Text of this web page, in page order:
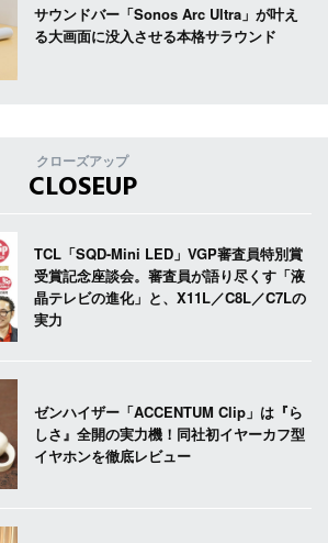
サウンドバー「Sonos Arc Ultra」が叶え
る大画面に没入させる本格サラウンド
クローズアップ
CLOSEUP
TCL「SQD-Mini LED」VGP審査員特別賞
受賞記念座談会。審査員が語り尽くす「液
晶テレビの進化」と、X11L／C8L／C7Lの
実力
ゼンハイザー「ACCENTUM Clip」は『ら
しさ』全開の実力機！同社初イヤーカフ型
イヤホンを徹底レビュー